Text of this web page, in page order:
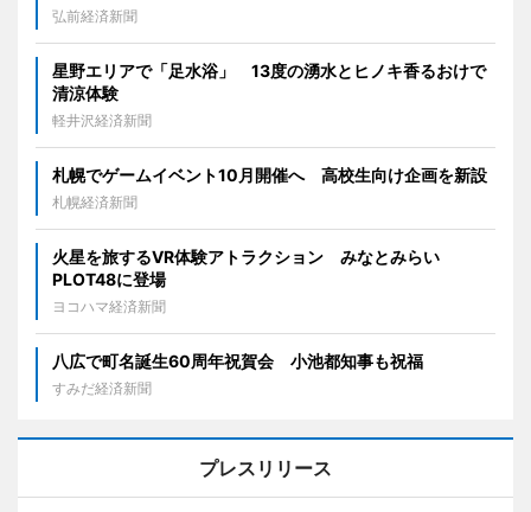
弘前経済新聞
星野エリアで「足水浴」 13度の湧水とヒノキ香るおけで
清涼体験
軽井沢経済新聞
札幌でゲームイベント10月開催へ 高校生向け企画を新設
札幌経済新聞
火星を旅するVR体験アトラクション みなとみらい
PLOT48に登場
ヨコハマ経済新聞
八広で町名誕生60周年祝賀会 小池都知事も祝福
すみだ経済新聞
プレスリリース